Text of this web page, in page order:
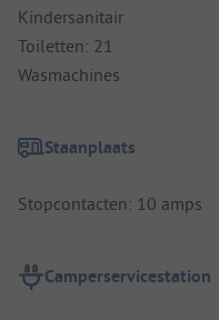
Kindersanitair
Toiletten: 21
Wasmachines
Staanplaats
Stopcontacten: 10 amps
Camperservicestation